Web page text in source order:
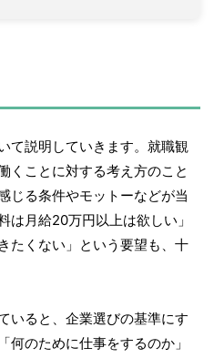
て説明していきます。就職観
くことに対する考え方のこと
じる条件やモットーなどが当
は月給20万円以上は欲しい」
たくない」という要望も、十
いると、企業選びの基準にす
何のために仕事をするのか」